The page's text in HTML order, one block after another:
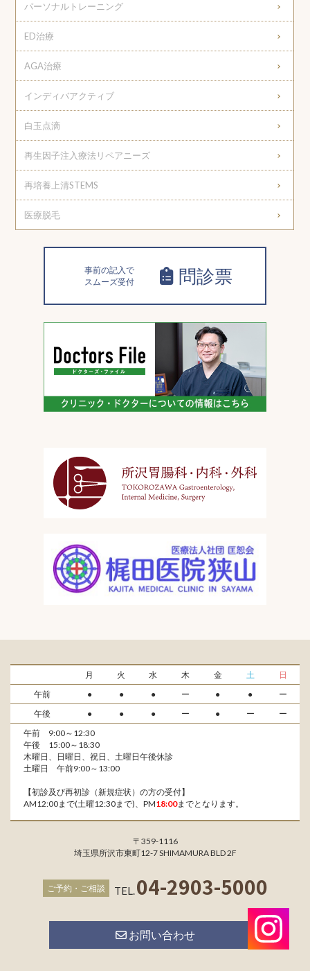
パーソナルトレーニング
ED治療
AGA治療
インディバアクティブ
白玉点滴
再生因子注入療法リペアニーズ
再培養上清STEMS
医療脱毛
事前の記入で
スムーズ受付
問診票
月 火 水 木 金 土
日
午前
● ● ● ー ● ●
ー
午後
● ● ● ー ● ー
ー
午前 9:00～12:30
午後 15:00～18:30
木曜日、日曜日、祝日、土曜日午後休診
土曜日 午前9:00～13:00
【初診及び再初診（新規症状）の方の受付】
AM12:00まで(土曜12:30まで)、PM18:00までとなります。
〒359-1116
埼玉県所沢市東町12-7 SHIMAMURA BLD 2F
ご予約・ご相談 TEL.04-2903-5000
お問い合わせ